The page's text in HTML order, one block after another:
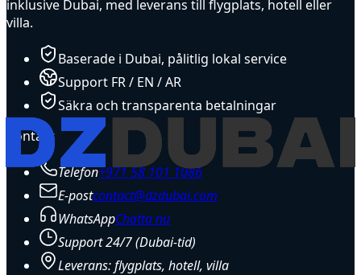
inklusive Dubai, med leverans till flygplats, hotell eller
villa.
Baserade i Dubai, pålitlig lokal service
Support FR / EN / AR
Säkra och transparenta betalningar
Kontakt
Telefon+971 58 101 1086
E-postcontact@dzdubai.com
WhatsAppChatta nu
Support 24/7 (Dubai-tid)
Leverans: flygplats, hotell, villa